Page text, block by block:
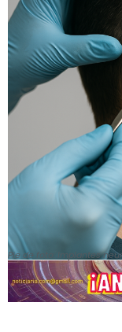
Pie de foto: Implantes